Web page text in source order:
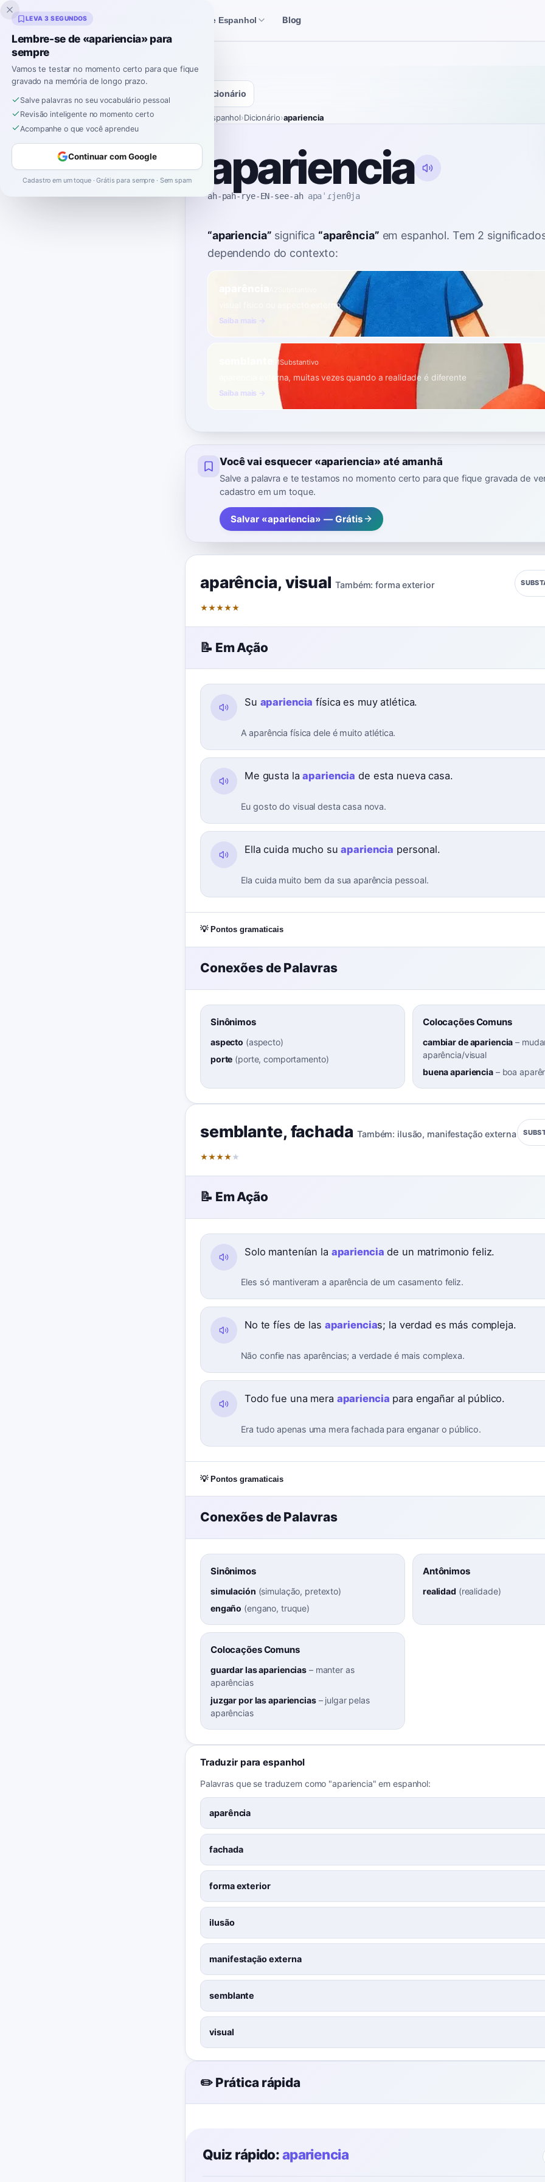
Inklingo Ferramentas de Espanhol Blog
Dicionário
Espanhol›Dicionário›apariencia
apariencia
ah-pah-rye-EN-see-ah apaˈɾjenθja
“apariencia” significa “aparência” em espanhol. Tem 2
dependendo do contexto:
visual físico ou aspecto externo
Saiba mais →
B1Substantivo
aparência externa, muitas vezes quando a realidade é diferente
Saiba mais →
Você vai esquecer «apariencia» até amanhã
Salve a palavra e te testamos no momento certo para que fique gravada de
cadastro em um toque.
Salvar «apariencia» — Grátis
aparência, visual Também: forma exterior
★★★★★
📝 Em Ação
Su apariencia física es muy atlética.
A aparência física dele é muito atlética.
Me gusta laapariencia de esta nueva casa.
Eu gosto do visual desta casa nova.
Ella cuida mucho suapariencia personal.
Ela cuida muito bem da sua aparência pessoal.
💡 Pontos gramaticais
Conexões de Palavras
Sinônimos
aspecto (aspecto)
porte (porte, comportamento)
Colocações Comuns
cambiar de apariencia –
aparência/visual
buena apariencia– boa
semblante, fachada Também: ilusão, manifestação externa
★★★★ ★
📝 Em Ação
Solo mantenían la apariencia de un matrimonio feliz.
Eles só mantiveram a aparência de um casamento feliz.
No te fíes de las apariencias; la verdad es más compleja.
Não confie nas aparências; a verdade é mais complexa.
Todo fue una mera apariencia para engañar al público.
Era tudo apenas uma mera fachada para enganar o público.
💡 Pontos gramaticais
Conexões de Palavras
Sinônimos
simulación (simulação, pretexto)
engaño (engano, truque)
Antônimos
realidad (realidade)
Colocações Comuns
guardar las apariencias – manter as
aparências
juzgar por las apariencias– julgar pelas
aparências
Traduzir para espanhol
Palavras que se traduzem como "apariencia" em espanhol:
aparência
fachada
forma exterior
ilusão
manifestação externa
semblante
visual
✏️ Prática rápida
Quiz rápido:apariencia
LEVA 3 SEGUNDOS
Lembre-se de «apariencia» para
sempre
Vamos te testar no momento certo para que fique
gravado na memória de longo prazo.
Salve palavras no seu vocabulário pessoal
Revisão inteligente no momento certo
Acompanhe o que você aprendeu
Continuar com Google
Cadastro em um toque · Grátis para sempre · Sem spam